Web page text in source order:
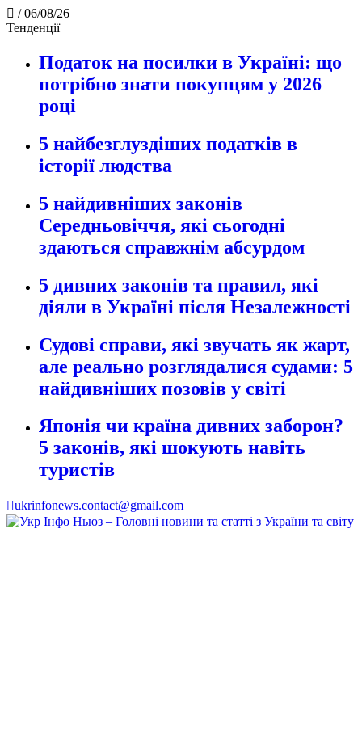
/ 06/08/26
Тенденції
Податок на посилки в Україні: що
потрібно знати покупцям у 2026
році
5 найбезглуздіших податків в
історії людства
5 найдивніших законів
Середньовіччя, які сьогодні
здаються справжнім абсурдом
5 дивних законів та правил, які
діяли в Україні після Незалежності
Судові справи, які звучать як жарт,
але реально розглядалися судами: 5
найдивніших позовів у світі
Японія чи країна дивних заборон?
5 законів, які шокують навіть
туристів
ukrinfonews.contact@gmail.com